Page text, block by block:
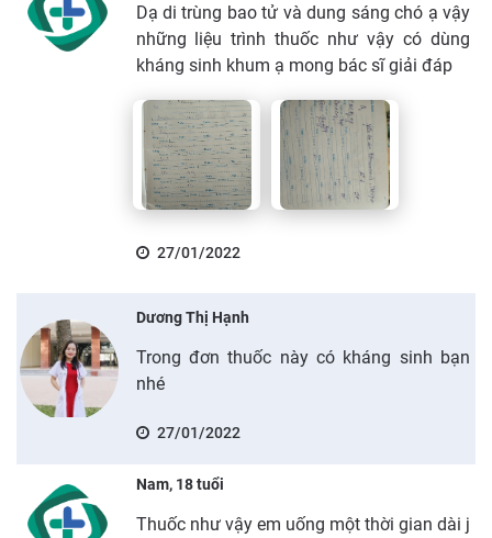
Dạ di trùng bao tử và dung sáng chó ạ vậy
những liệu trình thuốc như vậy có dùng
kháng sinh khum ạ mong bác sĩ giải đáp
27/01/2022
Dương Thị Hạnh
Trong đơn thuốc này có kháng sinh bạn
nhé
27/01/2022
Nam, 18 tuổi
Thuốc như vậy em uống một thời gian dài j